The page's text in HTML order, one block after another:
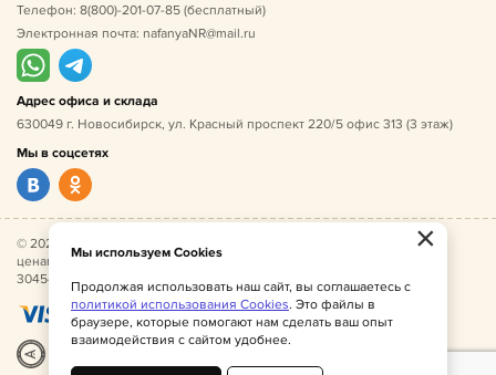
Телефон: 8(800)-201-07-85 (бесплатный)
Электронная почта: nafanyaNR@mail.ru
Адрес офиса и склада
630049 г. Новосибирск, ул. Красный проспект 220/5 офис 313 (3 этаж)
Мы в соцсетях
© 2026 Нафаня — оптовые поставки детской одежды по
ценам производителя. ИНН 541005493544, ОГРН
304541027500052.
×
Мы используем Cookies
Продолжая использовать наш сайт, вы соглашаетесь с
политикой использования Cookies. Это файлы в
браузере, которые помогают нам сделать ваш опыт
взаимодействия с сайтом удобнее.